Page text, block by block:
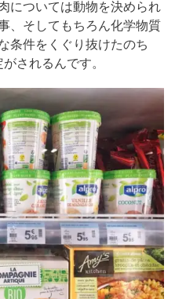
については動物を決められ
、そしてもちろん化学物質
条件をくぐり抜けたのち
されるんです。